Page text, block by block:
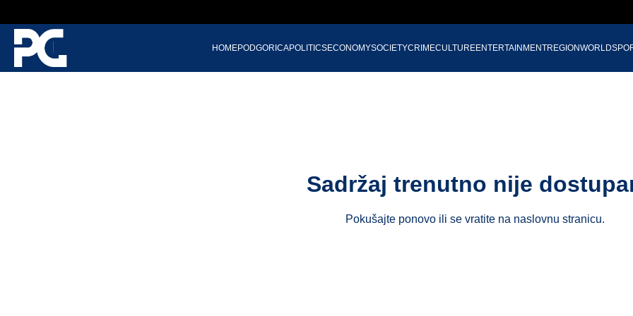
HOMEPODGORICAPOLITICSECONOMYSOCIETYCRIMECULTUREENTERTAINMENTREGIONWORLD
Sadržaj trenutno nije
Pokušajte ponovo ili se vratite na naslovnu stranicu.